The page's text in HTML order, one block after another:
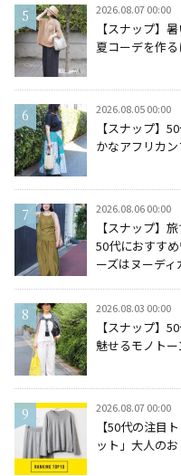
2026.08.07 00:00
【スナップ】
夏コーデを作る
2026.08.05 00:00
【スナップ】
かなアフリカ
2026.08.06 00:00
【スナップ】
50代におすす
ーズはヌーディ
2026.08.03 00:00
【スナップ】
魅せるモノト
2026.08.07 00:00
【50代の注目
ット」大人の